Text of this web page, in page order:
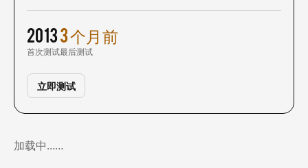
2013
首次测试
3 个月前
最后测试
立即测试
加载中……